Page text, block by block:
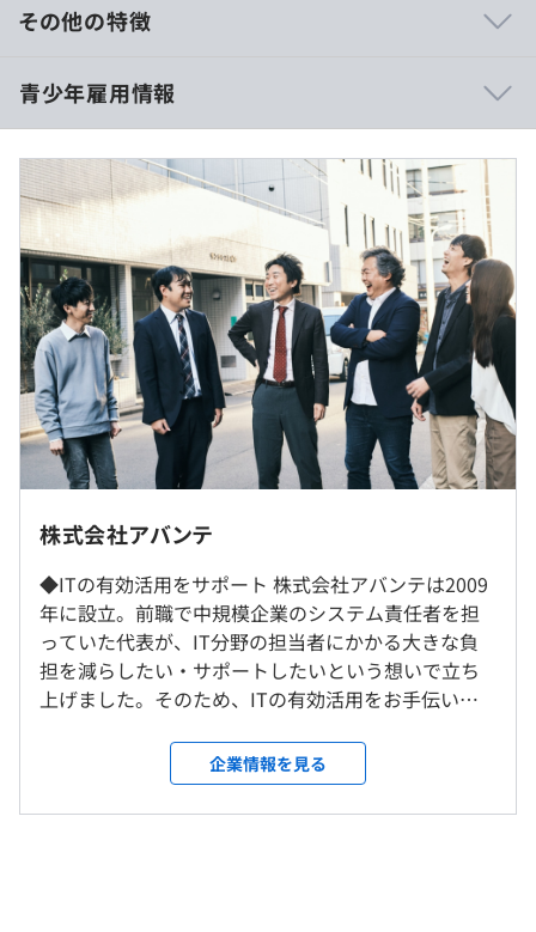
・1資格につき、1冊の参考書籍を会社備品として購入し
ます。
＜その他＞
・8000コンテンツにおよぶ動画研修を自由に受講可能で
す。（外部サービス）
・自己学習型のスキルアップ研修を受講可能です。
ノートPC・ディスプレイを支給いたします。
・半年に1度、設定目標への進捗および達成度合いをチェ
・達成度に応じてグレードが決まります。
【360度評価】
・半年に1度、売上やプロジェクト経験とは別の評価軸
で、社内メンバーやお客様のためにひときわ頑張っている
報奨金も支給されます。
【SASAKI AWARD】
自社内勤務がメインです。
必要に応じてお客様先での作業が発生します。（東京23区
就業場所の変更範囲
＜雇入時＞
東京本社および当社が指定する場所（東京都内中心）
＜変更範囲＞
会社の定める就業場所
受動喫煙防止措置に関する事項
屋内禁煙（喫煙場所あり）
220,000円（ITパスポート合格済みの方）
225,000円（基本情報技術者試験合格済みの
方）
※それぞれ2026年3月末までに合格した方含む
※資格取得済の方は合格したことが確認できる合格証書も
しくは試験結果レポートの写しをご提出いただきます。
※時間外勤務分は実績時間に応じて別途割増賃金を支給い
たします。（固定残業制なし）
※試用期間中（3か月）も変更なし
想定年収 は年収提示額を保証するものではありません）
平日9：00～18：00（実働8時間、休憩60分）
休憩時間：休憩60分 ※昼食時間は業務の都合により各々
の自主性に任せています
平均残業時間：平均17.1時間／月
【年間休日数120日】
・完全週休2日制（土・日）
その他の特徴
青少年雇用情報
過去３年間の新卒採用者数・離職者数
前年度 採用者数2人 離職者数0人
2年度前 採用者数7人 離職者数0人
3年度前 採用者数7人 離職者数2人
過去３年間の新卒採用者数の男女別人数
前年度 男性1人 女性1人
2年度前 男性4人 女性3人
3年度前 男性4人 女性3人
研修の有無及び内容
＜入社研修＞約160時間
社会人基礎力研修：社会人マナーや、Word・Excelなど
技術研修：PCの構造や、OSの基礎、ネットワークなど
情報システム部門研修：運用設計や、議事録、評価資料の
作成など
その他研修：マインド研修
※その他、復習および課題に取り組む自習時間や定期面談
等を含め、約1カ月研修を行います。
株式会社アバンテ
◆ITの有効活用をサポート 株式会社アバンテは2009
年に設立。前職で中規模企業のシステム責任者を担
っていた代表が、IT分野の担当者にかかる大きな負
担を減らしたい・サポートしたいという想いで立ち
上げました。そのため、ITの有効活用をお手伝いす
しています。「現場」で培った経験・知識を用いて、
IT機器やシステムを安心して活用できる運用管理・
サポートをおこない、さらに生産性向上を実現する
企業情報を見る